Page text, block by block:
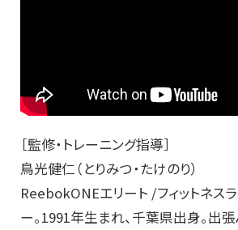
［監修・トレーニング指導］
鳥光健仁（とりみつ・たけのり）
ReebokONEエリート /フィットネス
ー。1991年生まれ、千葉県出身。出